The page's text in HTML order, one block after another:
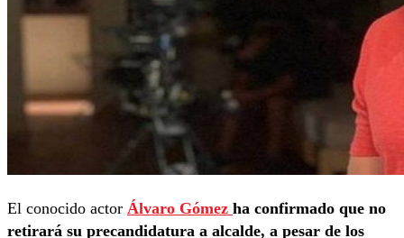
El conocido actor Álvaro Gómez ha confirmado que no
retirará su precandidatura a alcalde, a pesar de los